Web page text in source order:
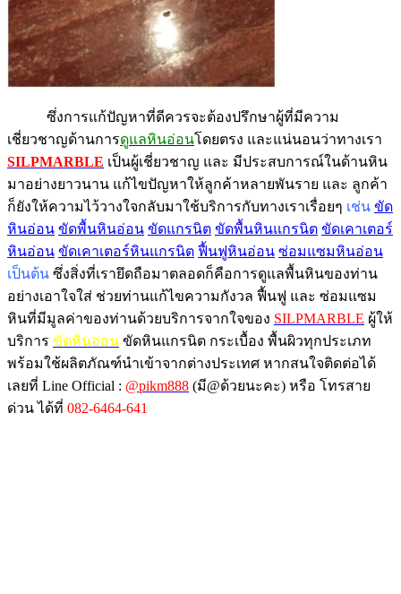
ซึ่งการแก้ปัญหาที่ดีควรจะต้องปรึกษาผู้ที่มีความ
เชี่ยวชาญด้านการดูแลหินอ่อนโดยตรง และแน่นอนว่าทางเรา
SILPMARBLE เป็นผู้เชี่ยวชาญ และ มีประสบการณ์ในด้านหิน
มาอย่างยาวนาน แก้ไขปัญหาให้ลูกค้าหลายพันราย และ ลูกค้า
ก็ยังให้ความไว้วางใจกลับมาใช้บริการกับทางเราเรื่อยๆ เช่น ขัด
หินอ่อน ขัดพื้นหินอ่อน ขัดแกรนิต ขัดพื้นหินแกรนิต ขัดเคาเตอร์
หินอ่อน ขัดเคาเตอร์หินแกรนิต ฟื้นฟูหินอ่อน ซ่อมแซมหินอ่อน
เป็นต้น ซึ่งสิ่งที่เรายึดถือมาตลอดก็คือการดูแลพื้นหินของท่าน
อย่างเอาใจใส่ ช่วยท่านแก้ไขความกังวล ฟื้นฟู และ ซ่อมแซม
หินที่มีมูลค่าของท่านด้วยบริการจากใจของ SILPMARBLE ผู้ให้
บริการ ขัดหินอ่อน ขัดหินแกรนิต กระเบื้อง พื้นผิวทุกประเภท
พร้อมใช้ผลิตภัณฑ์นำเข้าจากต่างประเทศ หากสนใจติดต่อได้
เลยที่ Line Official : @pikm888 (มี@ด้วยนะคะ) หรือ โทรสาย
ด่วน ได้ที่ 082-6464-641